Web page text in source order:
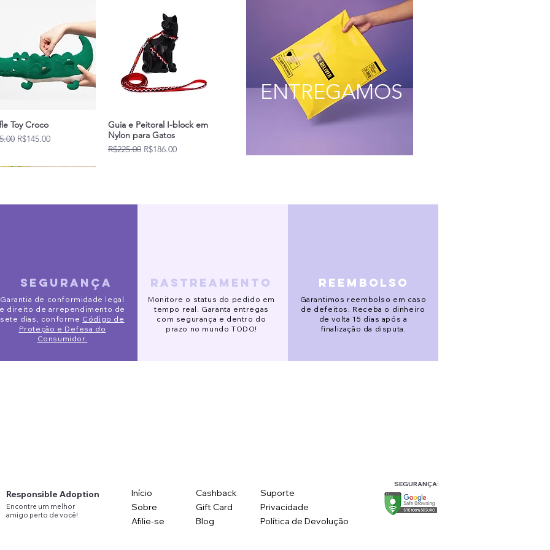
Toy Croco
Price
Sale Price
R$145.00
Guia e Peitoral I-block em
Nylon para Gatos
Regular Price
R$225.00 Sale Price
R$186.00
Eve
Price
Sale Price
R$132.00
Pijaminha Noite de Natal
Regular Price
R$141.00 Sale Price
R$113.00
de Segurança Pet
Price
Sale Price
R$153.00
Gorro Galgo
Price
R$123.00
Alta Slim
Price
R$120.00 R$90.00
Óculos de sol redondo
Regular Price
R$88.00 Sale Price
R$78.00
ENTREGAMOS
segurança
Garantia de conformidade legal
e direito de arrependimento de
sete dias, conforme Código de
Proteção e Defesa do
Consumidor.
rastreamento
Monitore o status do pedido em
tempo real. Garanta entregas
com segurança e dentro do
prazo no mundo TODO!
reembolso
Garantimos reembolso em caso
de defeitos. Receba o dinheiro
de volta 15 dias após a
finalização da disputa.
Responsible Adoption
Encontre um melhor
amigo perto de você!
Início
Sobre
Afilie-se
Cashback
Gift Card
Blog
Suporte
Privacidade
Política de Devolução
SEGURANÇA: